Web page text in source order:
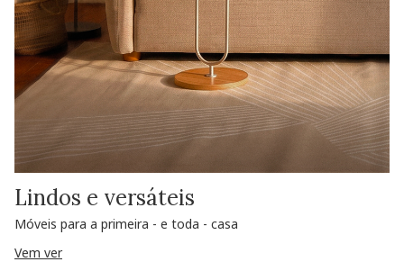
Lindos e versáteis
Móveis para a primeira - e toda - casa
Vem ver